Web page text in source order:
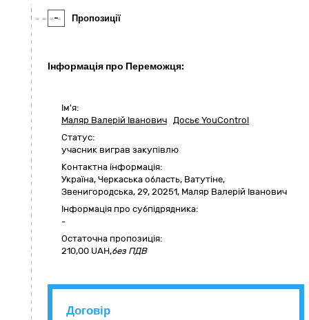
- Пропозиції
Інформація про Переможця:
Ім'я:
Маляр Валерій Іванович Досьє YouControl
Статус:
учасник виграв закупівлю
Контактна інформація:
Україна, Черкаська область, Ватутіне,
Звенигородська, 29, 20251, Маляр Валерій Іванович
Інформація про субпідрядника:
-
Остаточна пропозиція:
210,00 UAH,без ПДВ
Договір